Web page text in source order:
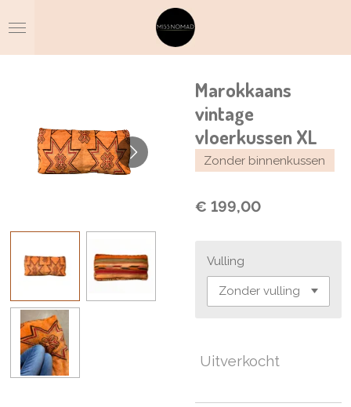
direct
Marokkaans
vintage
vloerkussen XL
Zonder binnenkussen
€ 199,00
Vulling
Uitverkocht